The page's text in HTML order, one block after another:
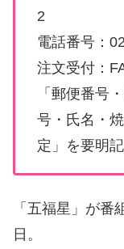
2
電話番号：
注文受付：
「郵便番号
号・氏名・
定」を要明記
「五福星」が
日。